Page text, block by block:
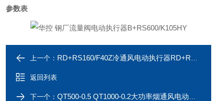
参数表
上一个： RD+RS160/F40Z冷通风电动执行器RD+RS160/K40Z
返回列表
下一个： QT500-0.5 QT1000-0.2大功率烟通风电动蝶阀执行器